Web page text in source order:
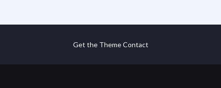
Get the Theme Contact